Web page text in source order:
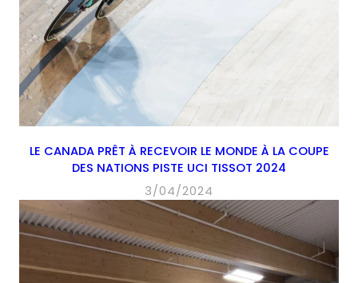
LE CANADA PRÊT À RECEVOIR LE MONDE À LA COUPE
DES NATIONS PISTE UCI TISSOT 2024
3/04/2024